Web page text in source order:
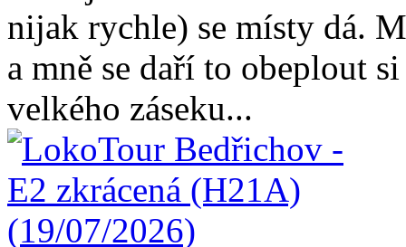
nijak rychle) se místy dá.
a mně se daří to obeplout
velkého záseku...